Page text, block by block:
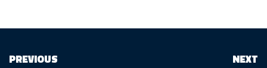
PREVIOUS NEXT